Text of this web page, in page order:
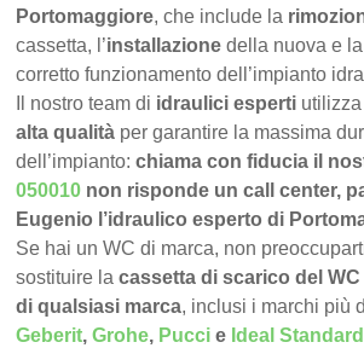
Portomaggiore, che include la
cassetta, l’installazione della nuova e
corretto funzionamento dell’impianto
Il nostro team di idraulici esperti
alta qualità per garantire la massima
dell’impianto:chiama con fiducia il
050010 non risponde un call center,
Eugenio l’idraulico esperto di
Se hai un WC di marca, non
sostituire lacassetta di scarico del
di qualsiasi marca, inclusi i marchi più
Geberit,Grohe, Pucci e Ideal Standard